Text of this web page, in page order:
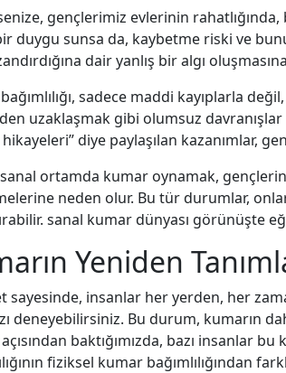
gençlerimiz evlerinin rahatlığında,
duygu sunsa da, kaybetme riski ve
dair yanlış bir algı
sadece maddi kayıplarla
uzaklaşmak gibi olumsuz davranışlar
hikayeleri” diye paylaşılan kazanımlar,
sanal ortamda kumar oynamak,
neden olur. Bu tür durumlar,
sanal kumar dünyası görünüşte
Yeniden
sayesinde, insanlar her yerden, her
deneyebilirsiniz. Bu durum, kumarın
açısından baktığımızda, bazı insanlar
fiziksel kumar